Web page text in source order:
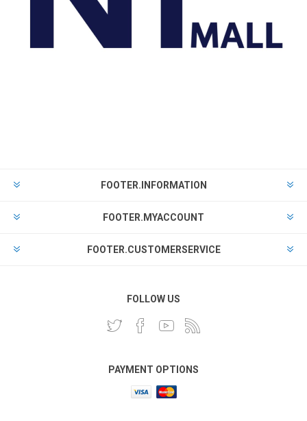
FOOTER.INFORMATION
FOOTER.MYACCOUNT
FOOTER.CUSTOMERSERVICE
FOLLOW US
PAYMENT OPTIONS